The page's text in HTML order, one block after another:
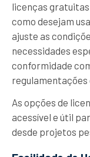
licenças gratuitas
como desejam
ajuste as
necessidades
conformidade
regulamentações
As opções de
acessível e útil
desde projetos